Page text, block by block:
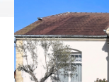
2
Localisation